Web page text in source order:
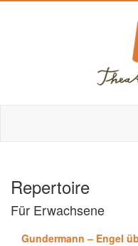
Repertoire
Für Erwachsene
Gundermann – Engel